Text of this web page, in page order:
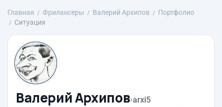
Главная Фрилансеры Валерий Архипов
Портфолио
Ситуация
Валерий Архипов›arxi5